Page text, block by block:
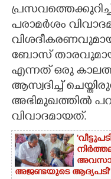
CARTOONS
LITERATURE
ZOOM
CONTACT US
പരാമർശം
ബോസ് താരവുമായ
എന്നത് ഒരു
ആസ്വദിച്ച്
അഭിമുഖത്തിൽ
വിവാദമായത്.
അജണ്ടയുടെ ആദ്യപടി'